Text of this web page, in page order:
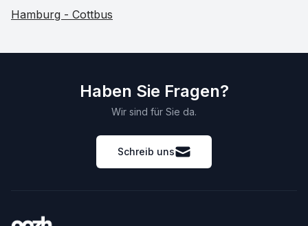
Hamburg - Cottbus
Haben Sie Fragen?
Wir sind für Sie da.
Schreib uns